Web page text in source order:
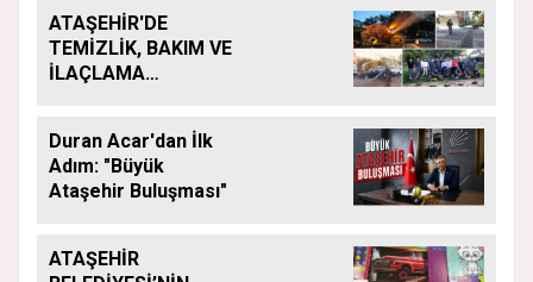
ATAŞEHİR'DE
TEMİZLİK, BAKIM VE
İLAÇLAMA
Duran Acar'dan İlk
Adım: "Büyük
Ataşehir Buluşması"
ATAŞEHİR